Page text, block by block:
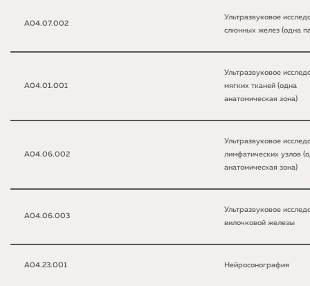
A04.07.002
Ультразвуковое
слюнных желез (одна
A04.01.001
Ультразвуковое
мягких тканей (одна
анатомическая зона)
A04.06.002
Ультразвуковое
лимфатических узлов
анатомическая зона)
A04.06.003
Ультразвуковое
вилочковой железы
A04.23.001 Нейросонография